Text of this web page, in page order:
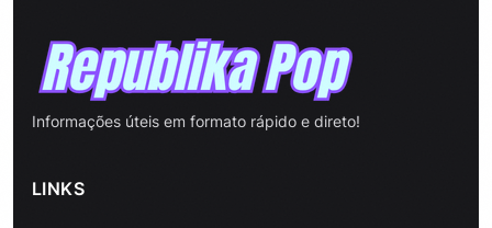
Informações úteis em formato rápido e direto!
LINKS